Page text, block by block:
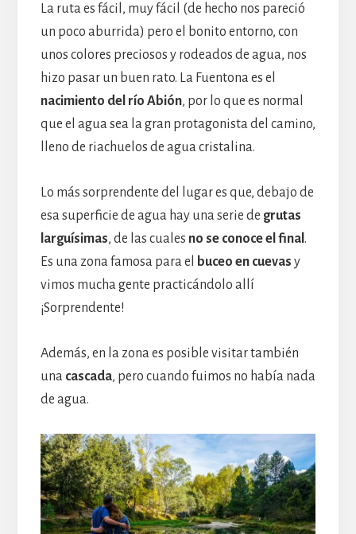
La ruta es fácil, muy fácil (de hecho nos pareció
un poco aburrida) pero el bonito entorno, con
unos colores preciosos y rodeados de agua, nos
hizo pasar un buen rato. La Fuentona es el
nacimiento del río Abión, por lo que es normal
que el agua sea la gran protagonista del camino,
lleno de riachuelos de agua cristalina.
Lo más sorprendente del lugar es que, debajo de
esa superficie de agua hay una serie de grutas
larguísimas, de las cuales no se conoce el final .
Es una zona famosa para el
buceo en cuevas y
vimos mucha gente practicándolo allí
¡Sorprendente!
Además, en la zona es posible visitar también
una cascada, pero cuando fuimos no había nada
de agua.